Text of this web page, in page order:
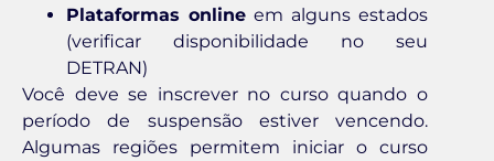
Plataformas online em alguns estados
(verificar disponibilidade no seu
DETRAN)
Você deve se inscrever no curso quando o
período de suspensão estiver vencendo.
Algumas regiões permitem iniciar o curso